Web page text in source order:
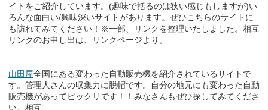
イトをご紹介しています。(趣味で括るのは狭い感じもしますが)い
ろんな面白い/興味深いサイトがあります。ぜひこちらのサイトに
も訪れてみてください！※一部、リンクを整理いたしました。相互
リンクのお申し出は、リンクページより。
山田屋全国にある変わった自動販売機を紹介されているサイトで
す。管理人さんの収集力に脱帽です。自分の地元にも変わった自動
販売機があってビックリです！！みなさんもぜひ探してみてくださ
い。相互